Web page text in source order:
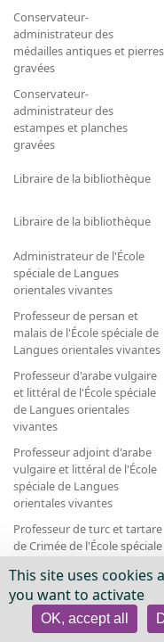
Conservateur-
administrateur des
médailles antiques et pierres
gravées
Conservateur-
administrateur des
estampes et planches
gravées
Libraire de la bibliothèque
Libraire de la bibliothèque
Administrateur de l'École
spéciale de Langues
orientales vivantes
Professeur de persan et
malais de l'École spéciale de
Langues orientales vivantes
Professeur d'arabe vulgaire
et littéral de l'École spéciale
de Langues orientales
vivantes
Professeur adjoint d'arabe
vulgaire et littéral de l'École
spéciale de Langues
orientales vivantes
Professeur de turc et tartare
de Crimée de l'École spéciale
vivantes
Professeur, Cours
d'archéologie
This site uses cookies
you want to activate
OK, accept all